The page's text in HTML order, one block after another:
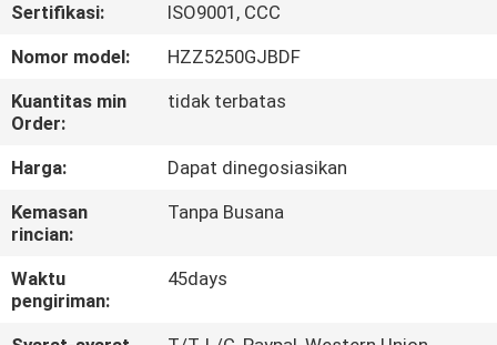
TUR
PABRIK
KONTROL
KUALITAS
HUBUNGI
KAMI
Sertifikasi:
ISO9001, CCC
Nomor model:
HZZ5250GJBDF
Kuantitas min
Order:
tidak terbatas
Harga:
Dapat dinegosiasikan
Kemasan
rincian:
Tanpa Busana
Waktu
pengiriman:
45days